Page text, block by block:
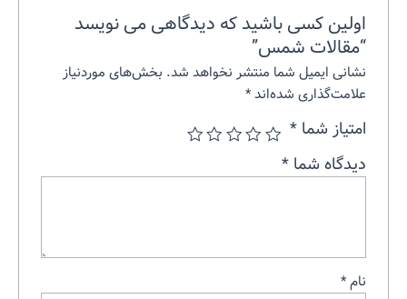
اولین کسی باشید که دیدگاهی می نویسد
“مقالات شمس”
نشانی ایمیل شما منتشر نخواهد شد. بخش‌های موردنیاز
علامت‌گذاری شده‌اند*
امتیاز شما*
دیدگاه شما*
نام*